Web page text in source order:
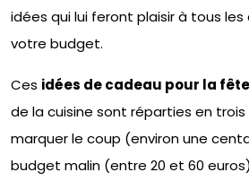
idées qui lui feront plaisir à tous
votre budget.
Ces idées de cadeau pour la
de la cuisine sont réparties en
marquer le coup (environ une
budget malin (entre 20 et 60